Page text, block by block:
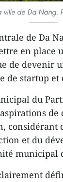
ville de Da Nang.
de Da
en
de devenir
startup et
du
considérant
et du
municipal